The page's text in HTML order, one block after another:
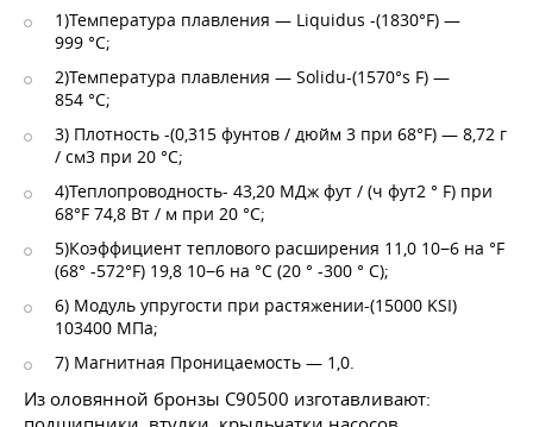
1)Температура плавления — Liquidus -(1830°F) —
999 °C;
2)Температура плавления — Solidu-(1570°s F) —
854 °C;
3) Плотность -(0,315 фунтов / дюйм 3 при 68°F) — 8,72 г
/ см3 при 20 °C;
4)Теплопроводность- 43,20 МДж фут / (ч фут2 ° F) при
68°F 74,8 Вт / м при 20 °C;
5)Коэффициент теплового расширения 11,0 10−6 на °F
(68° -572°F) 19,8 10−6 на °C (20 ° -300 ° C);
6) Модуль упругости при растяжении-(15000 KSI)
103400 МПа;
7) Магнитная Проницаемость — 1,0.
Из оловянной бронзы С90500 изготавливают: